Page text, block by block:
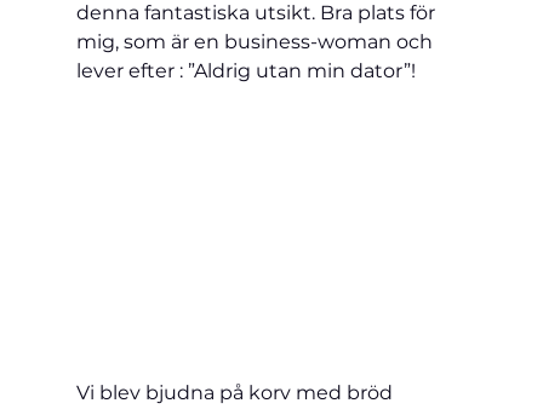
denna fantastiska utsikt. Bra plats för
mig, som är en business-woman och
lever efter : ”Aldrig utan min dator”!
Vi blev bjudna på korv med bröd